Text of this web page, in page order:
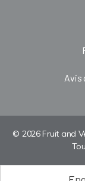
Avis
© 2026 Fruit and